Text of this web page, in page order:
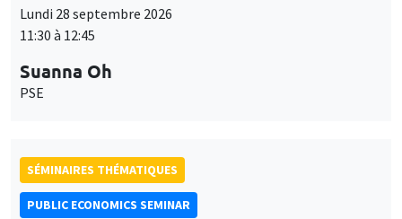
Lundi 28 septembre 2026
11:30 à 12:45
Suanna Oh
PSE
SÉMINAIRES THÉMATIQUES
PUBLIC ECONOMICS SEMINAR